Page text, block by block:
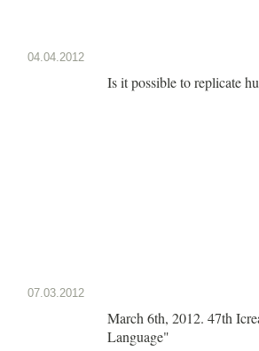
04.04.2012
Is it possible to replicate
07.03.2012
March 6th, 2012. 47th
Language"